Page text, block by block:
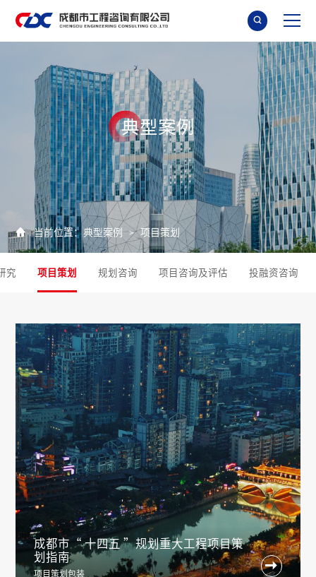

典型案例
 当前位置： 典型案例 > 项目策划
究 项目策划 规划咨询 项目咨询及评估 投融资咨询
成都市“ 十四五 ”规划重大工程项目策
划指南
项目策划包装
